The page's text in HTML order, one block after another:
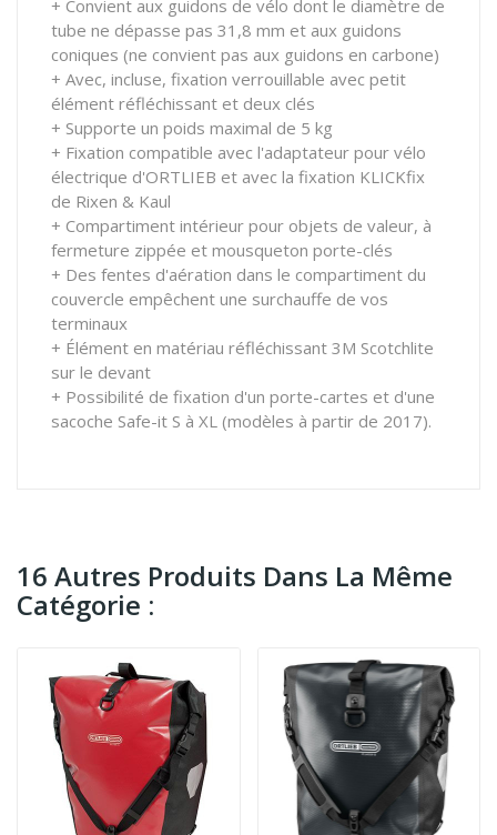
+ Convient aux guidons de vélo dont le diamètre de
tube ne dépasse pas 31,8 mm et aux guidons
coniques (ne convient pas aux guidons en carbone)
+ Avec, incluse, fixation verrouillable avec petit
élément réfléchissant et deux clés
+ Supporte un poids maximal de 5 kg
+ Fixation compatible avec l'adaptateur pour vélo
électrique d'ORTLIEB et avec la fixation KLICKfix
de Rixen & Kaul
+ Compartiment intérieur pour objets de valeur, à
fermeture zippée et mousqueton porte-clés
+ Des fentes d'aération dans le compartiment du
couvercle empêchent une surchauffe de vos
terminaux
+ Élément en matériau réfléchissant 3M Scotchlite
sur le devant
+ Possibilité de fixation d'un porte-cartes et d'une
sacoche Safe-it S à XL (modèles à partir de 2017).
16 Autres Produits Dans La Même
Catégorie :